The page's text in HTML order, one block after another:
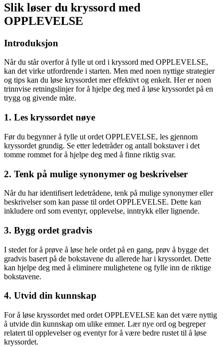
Slik løser du kryssord med
OPPLEVELSE
Introduksjon
Når du står overfor å fylle ut ord i kryssord med OPPLEVELSE,
kan det virke utfordrende i starten. Men med noen nyttige strategier
og tips kan du løse kryssordet mer effektivt og enkelt. Her er noen
trinnvise retningslinjer for å hjelpe deg med å løse kryssordet på en
trygg og givende måte.
1. Les kryssordet nøye
Før du begynner å fylle ut ordet OPPLEVELSE, les gjennom
kryssordet grundig. Se etter ledetråder og antall bokstaver i det
tomme rommet for å hjelpe deg med å finne riktig svar.
2. Tenk på mulige synonymer og beskrivelser
Når du har identifisert ledetrådene, tenk på mulige synonymer eller
beskrivelser som kan passe til ordet OPPLEVELSE. Dette kan
inkludere ord som eventyr, opplevelse, inntrykk eller lignende.
3. Bygg ordet gradvis
I stedet for å prøve å løse hele ordet på en gang, prøv å bygge det
gradvis basert på de bokstavene du allerede har i kryssordet. Dette
kan hjelpe deg med å eliminere mulighetene og fylle inn de riktige
bokstavene.
4. Utvid din kunnskap
For å løse kryssordet med ordet OPPLEVELSE kan det være nyttig
å utvide din kunnskap om ulike emner. Lær nye ord og begreper
relatert til opplevelser og eventyr for å være bedre rustet til å løse
kryssordet.